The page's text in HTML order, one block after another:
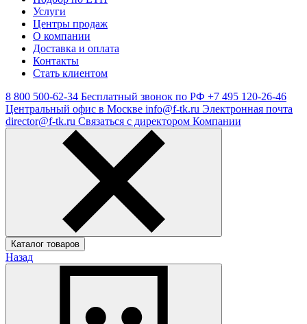
Услуги
Центры продаж
О компании
Доставка и оплата
Контакты
Стать клиентом
8 800 500-62-34 Бесплатный звонок по РФ +7 495 120-26-46
Центральный офис в Москве info@f-tk.ru Электронная почта
director@f-tk.ru Связаться с директором Компании
Каталог товаров
Назад